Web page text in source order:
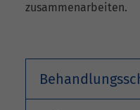
zusammenarbeiten.